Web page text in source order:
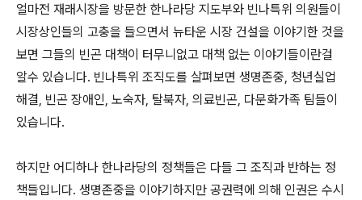
얼마전 재래시장을 방문한 한나라당 지도부와 빈나특위 의원들이
시장상인들의 고충을 들으면서 뉴타운 시장 건설을 이야기한 것을
보면 그들의 빈곤 대책이 터무니없고 대책 없는 이야기들이란걸
알수 있습니다. 빈나특위 조직도를 살펴보면 생명존중, 청년실업
해결, 빈곤 장애인, 노숙자, 탈북자, 의료빈곤, 다문화가족 팀들이
있습니다.
하지만 어디하나 한나라당의 정책들은 다들 그 조직과 반하는 정
책들입니다. 생명존중을 이야기하지만 공권력에 의해 인권은 수시